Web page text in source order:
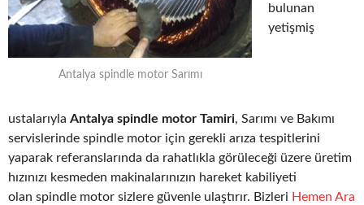
Antalya spindle motor Sarımı
bulunan
yetişmiş
ustalarıyla Antalya spindle motor Tamiri, Sarımı ve Bakımı
servislerinde spindle motor için gerekli arıza tespitlerini
yaparak referanslarında da rahatlıkla görüleceği üzere üretim
hızınızı kesmeden makinalarınızın hareket kabiliyeti
olan spindle motor sizlere güvenle ulaştırır. Bizleri Hemen Ara